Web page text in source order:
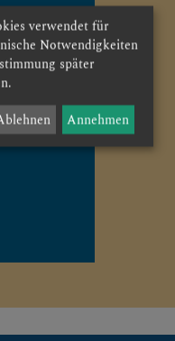
verwendet für
Notwendigkeiten
später
Annehmen